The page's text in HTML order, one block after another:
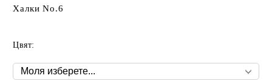
Халки No.6
Цвят: